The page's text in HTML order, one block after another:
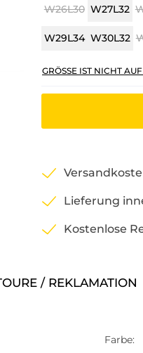
W26L30 W27L32
W29L34 W30L32
GRÖSSE IST NICHT AUF
Lieferung
Kostenlose
/ REKLAMATION
Farbe: